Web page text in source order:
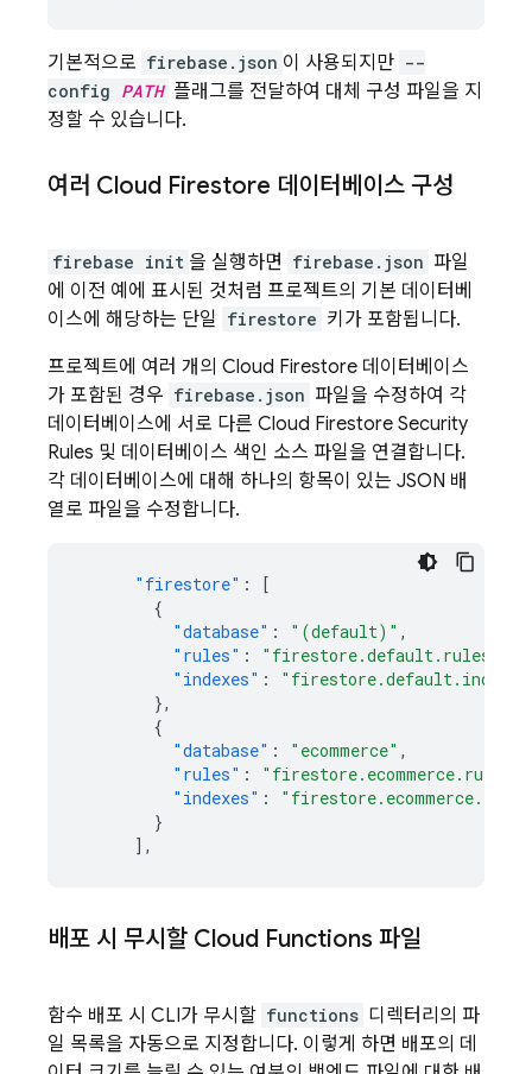
기본적으로 firebase.json 이 사용되지만 --
config PATH 플래그를 전달하여 대체 구성 파일을 지
정할 수 있습니다.
여러 Cloud Firestore 데이터베이스 구성
firebase init 을 실행하면 firebase.json 파일
에 이전 예에 표시된 것처럼 프로젝트의 기본 데이터베
이스에 해당하는 단일 firestore 키가 포함됩니다.
프로젝트에 여러 개의 Cloud Firestore 데이터베이스
가 포함된 경우 firebase.json 파일을 수정하여 각
데이터베이스에 서로 다른 Cloud Firestore Security
Rules 및 데이터베이스 색인 소스 파일을 연결합니다.
각 데이터베이스에 대해 하나의 항목이 있는 JSON 배
열로 파일을 수정합니다.
"firestore" :
[
{
"database" : "(default)" ,
"rules" : "firestore.default.rules"
"indexes" :
},
{
"database" : "ecommerce" ,
"rules" : "firestore.ecommerce.rules"
"indexes" :
}
],
배포 시 무시할 Cloud Functions 파일
함수 배포 시 CLI가 무시할 functions 디렉터리의 파
일 목록을 자동으로 지정합니다. 이렇게 하면 배포의 데